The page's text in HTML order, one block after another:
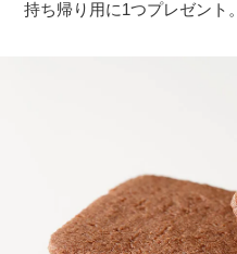
持ち帰り用に1つプレゼント。